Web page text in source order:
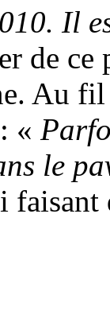
Il
de
Au
«
le